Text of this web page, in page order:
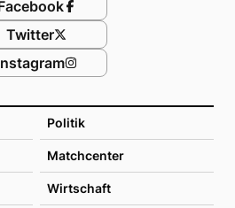
Politik
Matchcenter
Wirtschaft
Twitter